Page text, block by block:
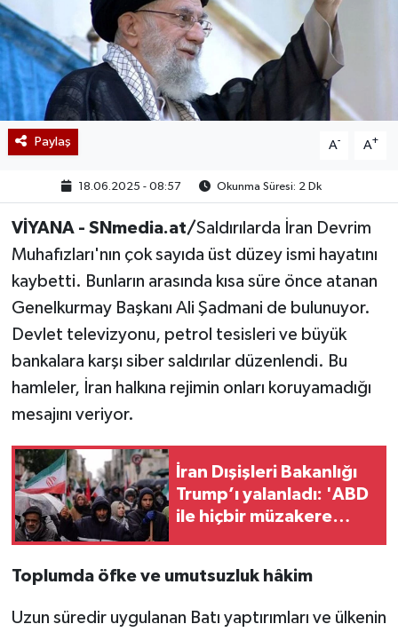
Paylaş A- A+
18.06.2025 - 08:57 Okunma Süresi: 2 Dk
VİYANA - SNmedia.at/Saldırılarda İran Devrim
Muhafızları'nın çok sayıda üst düzey ismi hayatını
kaybetti. Bunların arasında kısa süre önce atanan
Genelkurmay Başkanı Ali Şadmani de bulunuyor.
Devlet televizyonu, petrol tesisleri ve büyük
bankalara karşı siber saldırılar düzenlendi. Bu
hamleler, İran halkına rejimin onları koruyamadığı
mesajını veriyor.
İran Dışişleri Bakanlığı
Trump’ı yalanladı: 'ABD
ile hiçbir müzakere
Toplumda öfke ve umutsuzluk hâkim
Uzun süredir uygulanan Batı yaptırımları ve ülkenin